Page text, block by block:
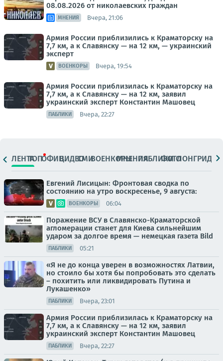
08.08.2026 от николаевских граждан
МНЕНИЯ Вчера, 21:06
Армия России приблизились к Краматорску на
7,7 км, а к Славянску — на 12 км, — украинский
эксперт
ВОЕНКОРЫ Вчера, 19:54
Армия России приблизилась к Краматорску на
7,7 км, а к Славянску — на 12 км, заявил
украинский эксперт Константин Машовец
ПАБЛИКИ Вчера, 22:27
ЛЕНТАТОПОФИЦ.ВИДЕОСМИВОЕНКОРЫМНЕНИЯПАБЛИКИ
ФОТОЛОНГРИДЫ
Евгений Лисицын: Фронтовая сводка по
состоянию на утро воскресенье, 9 августа:
ВОЕНКОРЫ 06:04
Поражение ВСУ в Славянско-Краматорской
агломерации станет для Киева сильнейшим
ударом за долгое время — немецкая газета Bild
ПАБЛИКИ 05:21
«Я не до конца уверен в возможностях Латвии,
но стоило бы хотя бы попробовать это сделать
– похитить или ликвидировать Путина и
Лукашенко»
ПАБЛИКИ Вчера, 23:01
Армия России приблизилась к Краматорску на
7,7 км, а к Славянску — на 12 км, заявил
украинский эксперт Константин Машовец
ПАБЛИКИ Вчера, 22:27